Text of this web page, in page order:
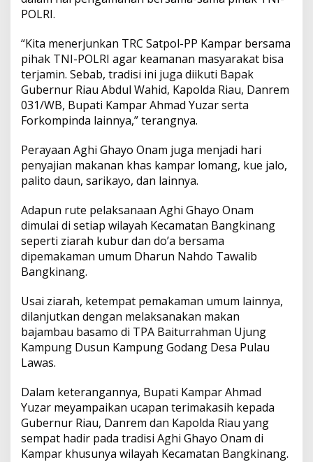
K
p
r
D
i
t
e
u
n
k
POLRI.
“Kita menerjunkan TRC Satpol-PP Kampar bersama
pihak TNI-POLRI agar keamanan masyarakat bisa
terjamin. Sebab, tradisi ini juga diikuti Bapak
Gubernur Riau Abdul Wahid, Kapolda Riau, Danrem
031/WB, Bupati Kampar Ahmad Yuzar serta
Forkompinda lainnya,” terangnya.
Perayaan Aghi Ghayo Onam juga menjadi hari
penyajian makanan khas kampar lomang, kue jalo,
palito daun, sarikayo, dan lainnya.
Adapun rute pelaksanaan Aghi Ghayo Onam
dimulai di setiap wilayah Kecamatan Bangkinang
seperti ziarah kubur dan do’a bersama
dipemakaman umum Dharun Nahdo Tawalib
Bangkinang.
Usai ziarah, ketempat pemakaman umum lainnya,
dilanjutkan dengan melaksanakan makan
bajambau basamo di TPA Baiturrahman Ujung
Kampung Dusun Kampung Godang Desa Pulau
Lawas.
Dalam keterangannya, Bupati Kampar Ahmad
Yuzar meyampaikan ucapan terimakasih kepada
Gubernur Riau, Danrem dan Kapolda Riau yang
sempat hadir pada tradisi Aghi Ghayo Onam di
Kampar khusunya wilayah Kecamatan Bangkinang.